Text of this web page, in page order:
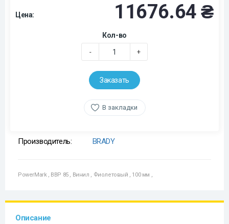
Цена: 11676.64 ₴
Кол-во
- +
Заказать
В закладки
Производитель: BRADY
PowerMark , BBP 85 , Винил , Фиолетовый , 100 мм ,
Описание